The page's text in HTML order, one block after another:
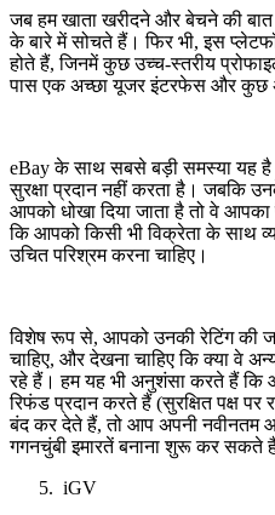
जब हम खाता खरीदने और बेचने की बात
के बारे में सोचते हैं। फिर भी, इस
होते हैं, जिनमें कुछ उच्च-स्तरीय
पास एक अच्छा यूजर इंटरफेस और कुछ
eBay के साथ सबसे बड़ी समस्या यह
सुरक्षा प्रदान नहीं करता है। जबकि
आपको धोखा दिया जाता है तो वे
कि आपको किसी भी विक्रेता के साथ
उचित परिश्रम करना चाहिए।
विशेष रूप से, आपको उनकी रेटिंग की
चाहिए, और देखना चाहिए कि क्या वे
रहे हैं। हम यह भी अनुशंसा करते हैं कि
रिफंड प्रदान करते हैं (सुरक्षित पक्ष
बंद कर देते हैं, तो आप अपनी नवीनतम
गगनचुंबी इमारतें बनाना शुरू कर सकते
iGV